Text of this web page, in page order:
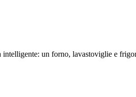
un forno, lavastoviglie e